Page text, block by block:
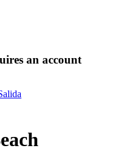
an account